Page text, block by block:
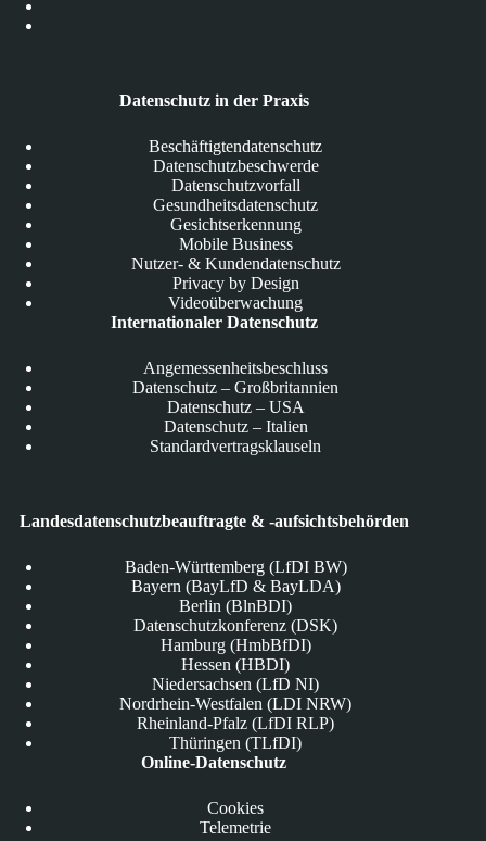
Datenschutz in der Praxis
Beschäftigtendatenschutz
Datenschutzbeschwerde
Datenschutzvorfall
Gesundheitsdatenschutz
Gesichtserkennung
Mobile Business
Nutzer- & Kundendatenschutz
Privacy by Design
Videoüberwachung
Internationaler Datenschutz
Angemessenheitsbeschluss
Datenschutz – Großbritannien
Datenschutz – USA
Datenschutz – Italien
Standardvertragsklauseln
Landesdatenschutzbeauftragte & -aufsichtsbehörden
Baden-Württemberg (LfDI BW)
Bayern (BayLfD & BayLDA)
Berlin (BlnBDI)
Datenschutzkonferenz (DSK)
Hamburg (HmbBfDI)
Hessen (HBDI)
Niedersachsen (LfD NI)
Nordrhein-Westfalen (LDI NRW)
Rheinland-Pfalz (LfDI RLP)
Thüringen (TLfDI)
Online-Datenschutz
Cookies
Telemetrie